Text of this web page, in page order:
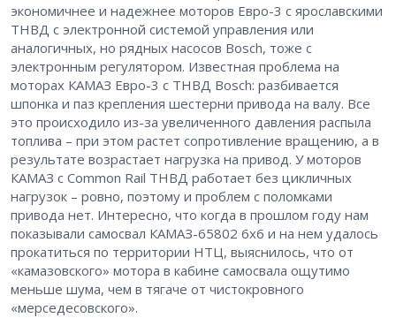
экономичнее и надежнее моторов Евро-3 с ярославскими
ТНВД с электронной системой управления или
аналогичных, но рядных насосов Bosch, тоже с
электронным регулятором. Известная проблема на
моторах КАМАЗ Евро-3 с ТНВД Bosch: разбивается
шпонка и паз крепления шестерни привода на валу. Все
это происходило из-за увеличенного давления распыла
топлива – при этом растет сопротивление вращению, а в
результате возрастает нагрузка на привод. У моторов
КАМАЗ с Сommon Rail ТНВД работает без цикличных
нагрузок – ровно, поэтому и проблем с поломками
привода нет. Интересно, что когда в прошлом году нам
показывали самосвал КАМАЗ-65802 6х6 и на нем удалось
прокатиться по территории НТЦ, выяснилось, что от
«камазовского» мотора в кабине самосвала ощутимо
меньше шума, чем в тягаче от чистокровного
«мерседесовского».